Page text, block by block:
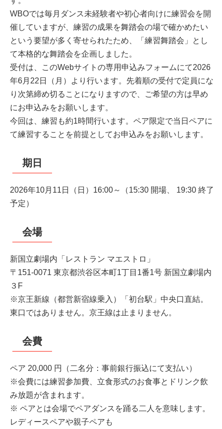
WBOでは毎月ダンス未経験者や初心者向けに練習会を開
催していますが、練習の成果を舞踏会の場で確かめたい
という要望が多く寄せられたため、「練習舞踏会」とし
て本格的な舞踏会を企画しました。
受付は、このWebサイトの専用申込みフォームにて2026
年6月22日（月）より行います。先着順の受付で定員にな
り次第締め切ることになりますので、ご希望の方は早め
にお申込みをお願いします。
今回は、練習も約1時間行います。ペア限定で当日ペアに
て練習することを前提としてお申込みをお願いします。
期日
2026年10月11日（日）16:00～（15:30 開場、 19:30 終了
予定）
会場
新国立劇場内「レストラン マエストロ」
〒151-0071 東京都渋谷区本町1丁目1番1号 新国立劇場内
３F
※京王新線（都営新宿線乗入）「初台駅」中央口直結。
東口ではありません。京王線は止まりません。
会費
ペア 20,000 円（二名分：事前銀行振込にて支払い）
※会費には練習参加費、立食形式のお食事とドリンク飲
み放題が含まれます。
※ ペアとは会場でペアダンスを踊る二人を意味します。
レディースペアや親子ペアも